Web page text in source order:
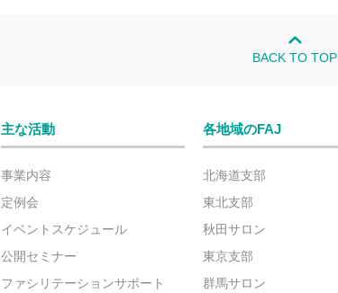
BACK TO TOP
主な活動
事業内容
定例会
イベントスケジュール
公開セミナー
ファシリテーションサポート
各地域のFAJ
北海道支部
東北支部
秋田サロン
東京支部
群馬サロン